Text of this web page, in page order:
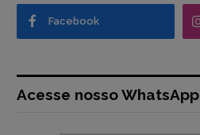
Facebook
Acesse nosso WhatsApp